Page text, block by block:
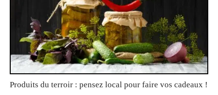
Produits du terroir : pensez local pour faire vos cadeaux !